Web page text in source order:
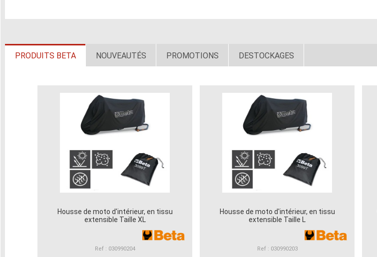
PRODUITS BETA NOUVEAUTÉS PROMOTIONS DESTOCKAGES
Housse de moto d'intérieur, en tissu
extensible Taille XL
Ref : 030990204
Housse de moto d'intérieur, en tissu
extensible Taille L
Ref : 030990203